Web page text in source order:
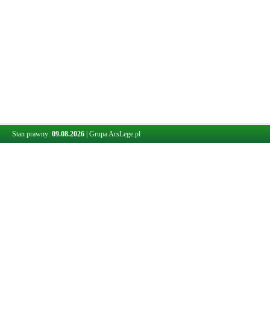
Stan prawny: 09.08.2026 Grupa ArsLege.pl